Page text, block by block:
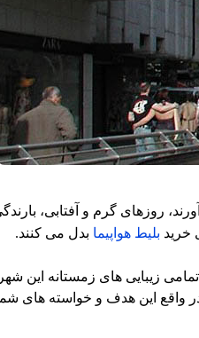
روزهای گرم و آفتابی،
خرید بلیط هواپیما بدل می کنند.
زیبایی های زمستانه این
واقع این هدف و خواسته های